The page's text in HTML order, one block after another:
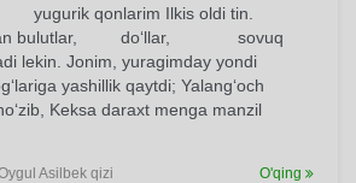
qonlarim Ilkis oldi tin.
bulutlar, do‘llar, sovuq
lekin. Jonim, yuragimday yondi
yashillik qaytdi; Yalang‘och
Keksa daraxt menga manzil
Asilbek qizi O'qing